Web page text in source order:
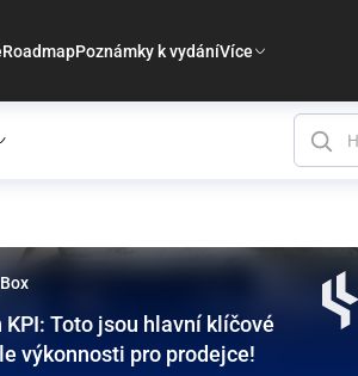
RoadmapPoznámky k vydáníVíce
KPI: Toto jsou hlavní klíčové
výkonnosti pro prodejce!